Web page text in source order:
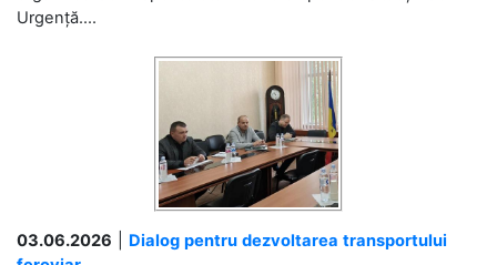
Urgență....
03.06.2026
Dialog pentru dezvoltarea transportului